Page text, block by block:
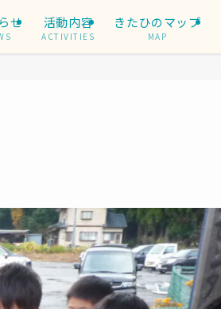
せ 活動内容
ACTIVITIES
きたひのマップ
MAP